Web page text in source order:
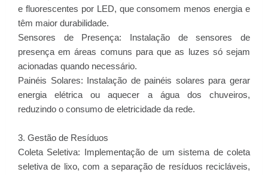
e fluorescentes por LED, que consomem menos energia e
têm maior durabilidade.
Sensores de Presença: Instalação de sensores de
presença em áreas comuns para que as luzes só sejam
acionadas quando necessário.
Painéis Solares: Instalação de painéis solares para gerar
energia elétrica ou aquecer a água dos chuveiros,
reduzindo o consumo de eletricidade da rede.
3. Gestão de Resíduos
Coleta Seletiva: Implementação de um sistema de coleta
seletiva de lixo, com a separação de resíduos recicláveis,